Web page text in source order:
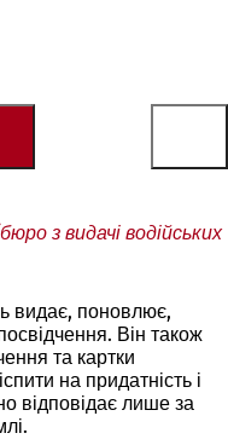
з видачі водійських
видає, поновлює,
Він також
та картки
на придатність і
відповідає лише за